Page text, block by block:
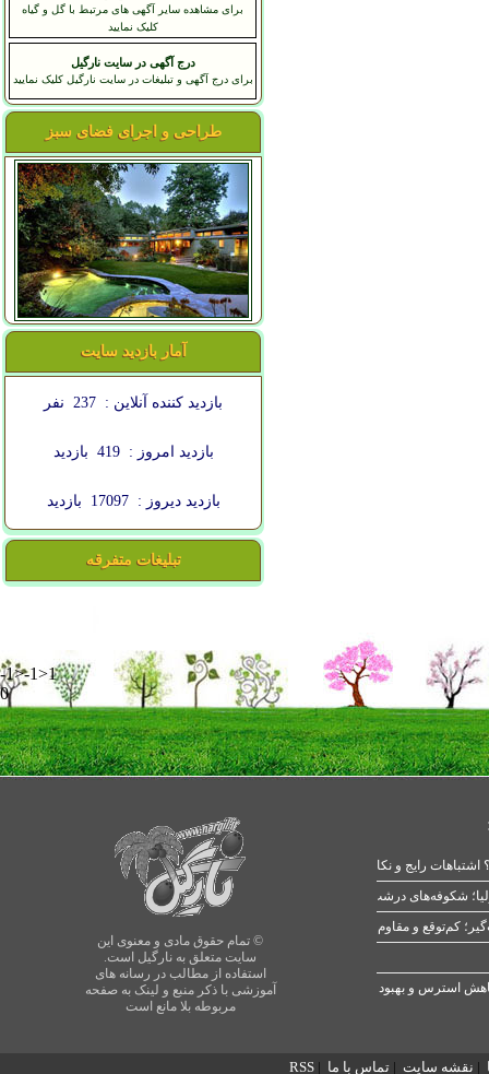
برای مشاهده سایر آگهی های مرتبط با گل و گیاه
کلیک نمایید
درج آگهی در سایت نارگیل
برای درج آگهی و تبلیغات در سایت نارگیل کلیک نمایید
طراحی و اجرای فضای سبز
آمار بازدید سایت
بازدید کننده آنلاین : 237 نفر
بازدید امروز : 419 بازدید
بازدید دیروز : 17097 بازدید
تبلیغات متفرقه
-1>-1>1
0
© تمام حقوق مادی و معنوی این
سایت متعلق به نارگیل است.
استفاده از مطالب در رسانه های
آموزشی با ذکر منبع و لینک به صفحه
مربوطه بلا مانع است
رایج و نکات طلایی
شکوفه‌های درشت در بهار
| نقشه سایت | تماس با ما |
RSS